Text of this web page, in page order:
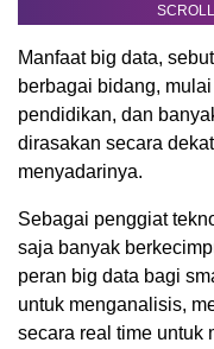
Manfaat big data,
berbagai bidang,
pendidikan, dan
dirasakan secara
menyadarinya.
Sebagai penggiat
saja banyak
peran big data bagi
untuk menganalisis,
secara real time untuk